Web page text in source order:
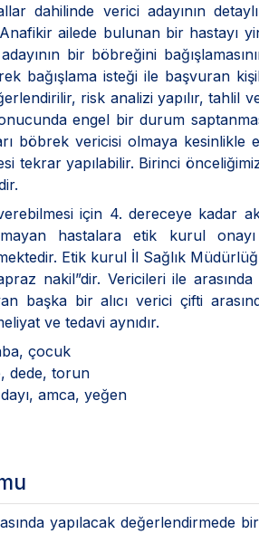
dahilinde verici adayının
ailede bulunan bir hastayı
bir böbreğini
bağışlama isteği ile başvuran
risk analizi yapılır, tahlil
engel bir durum
böbrek vericisi olmaya kesinlikle
tekrar yapılabilir. Birinci
için 4. dereceye kadar
hastalara etik kurul
Etik kurul İl Sağlık
nakil”dir. Vericileri ile
başka bir alıcı verici çifti
ve tedavi aynıdır.
baba, çocuk
dede, torun
amca, yeğen
yapılacak değerlendirmede